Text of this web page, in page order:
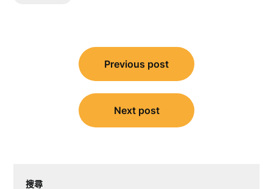
Previous post
Next post
搜尋